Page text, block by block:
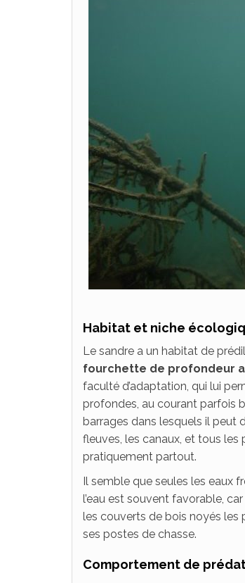
Habitat et niche
Le sandre a un habitat de
fourchette de profondeur
faculté d’adaptation, qui lui
profondes, au courant parfois
barrages dans lesquels il peut
fleuves, les canaux, et tous les
pratiquement partout.
Il semble que seules les eaux
l’eau est souvent favorable,
les couverts de bois noyés les
ses postes de chasse.
Comportement de